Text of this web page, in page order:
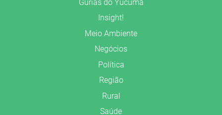
Gurias do Yucumã
Insight!
Meio Ambiente
Negócios
Política
Região
Rural
Saúde